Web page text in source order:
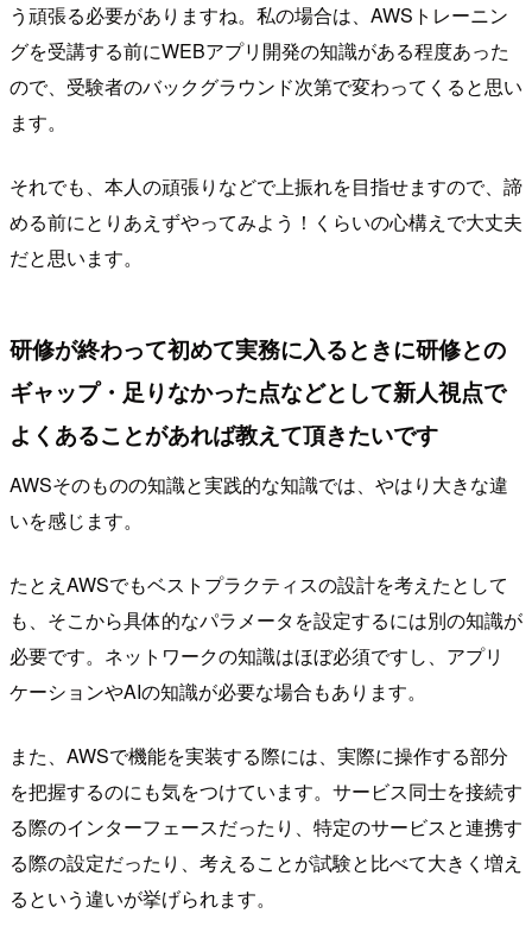
う頑張る必要がありますね。私の場合は、AWSトレーニン
グを受講する前にWEBアプリ開発の知識がある程度あった
ので、受験者のバックグラウンド次第で変わってくると思い
ます。
それでも、本人の頑張りなどで上振れを目指せますので、諦
める前にとりあえずやってみよう！くらいの心構えで大丈夫
だと思います。
研修が終わって初めて実務に入るときに研修との
ギャップ・足りなかった点などとして新人視点で
よくあることがあれば教えて頂きたいです
AWSそのものの知識と実践的な知識では、やはり大きな違
いを感じます。
たとえAWSでもベストプラクティスの設計を考えたとして
も、そこから具体的なパラメータを設定するには別の知識が
必要です。ネットワークの知識はほぼ必須ですし、アプリ
ケーションやAIの知識が必要な場合もあります。
また、AWSで機能を実装する際には、実際に操作する部分
を把握するのにも気をつけています。サービス同士を接続す
る際のインターフェースだったり、特定のサービスと連携す
る際の設定だったり、考えることが試験と比べて大きく増え
るという違いが挙げられます。